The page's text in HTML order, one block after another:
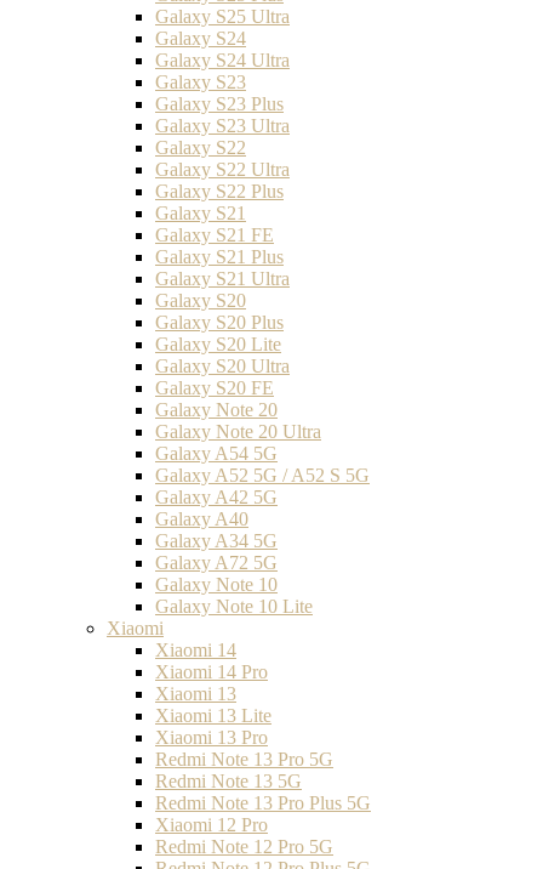
Galaxy S25 Ultra
Galaxy S24
Galaxy S24 Ultra
Galaxy S23
Galaxy S23 Plus
Galaxy S23 Ultra
Galaxy S22
Galaxy S22 Ultra
Galaxy S22 Plus
Galaxy S21
Galaxy S21 FE
Galaxy S21 Plus
Galaxy S21 Ultra
Galaxy S20
Galaxy S20 Plus
Galaxy S20 Lite
Galaxy S20 Ultra
Galaxy S20 FE
Galaxy Note 20
Galaxy Note 20 Ultra
Galaxy A54 5G
Galaxy A52 5G / A52 S 5G
Galaxy A42 5G
Galaxy A40
Galaxy A34 5G
Galaxy A72 5G
Galaxy Note 10
Galaxy Note 10 Lite
Xiaomi
Xiaomi 14
Xiaomi 14 Pro
Xiaomi 13
Xiaomi 13 Lite
Xiaomi 13 Pro
Redmi Note 13 Pro 5G
Redmi Note 13 5G
Redmi Note 13 Pro Plus 5G
Xiaomi 12 Pro
Redmi Note 12 Pro 5G